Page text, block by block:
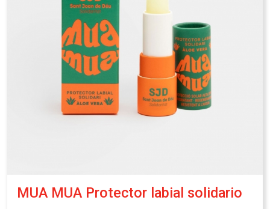
Precio de venta : 4,95€
Coste de producción : 2,15€
Contribución al reto del equipo: 2,80€